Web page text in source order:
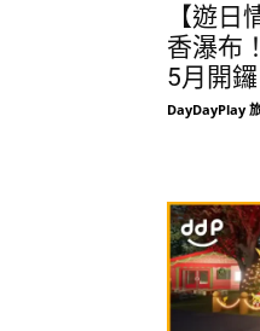
【遊
香瀑布
5月開鑼
DayDayPlay